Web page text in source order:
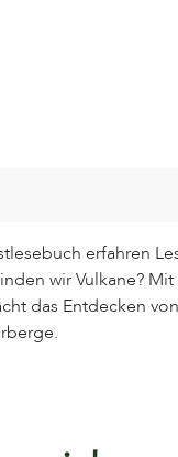
erfahren
wir Vulkane?
das Entdecken